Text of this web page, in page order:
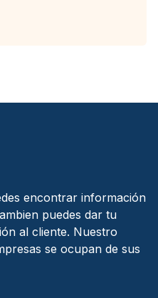
encontrar información
puedes dar tu
al cliente. Nuestro
se ocupan de sus